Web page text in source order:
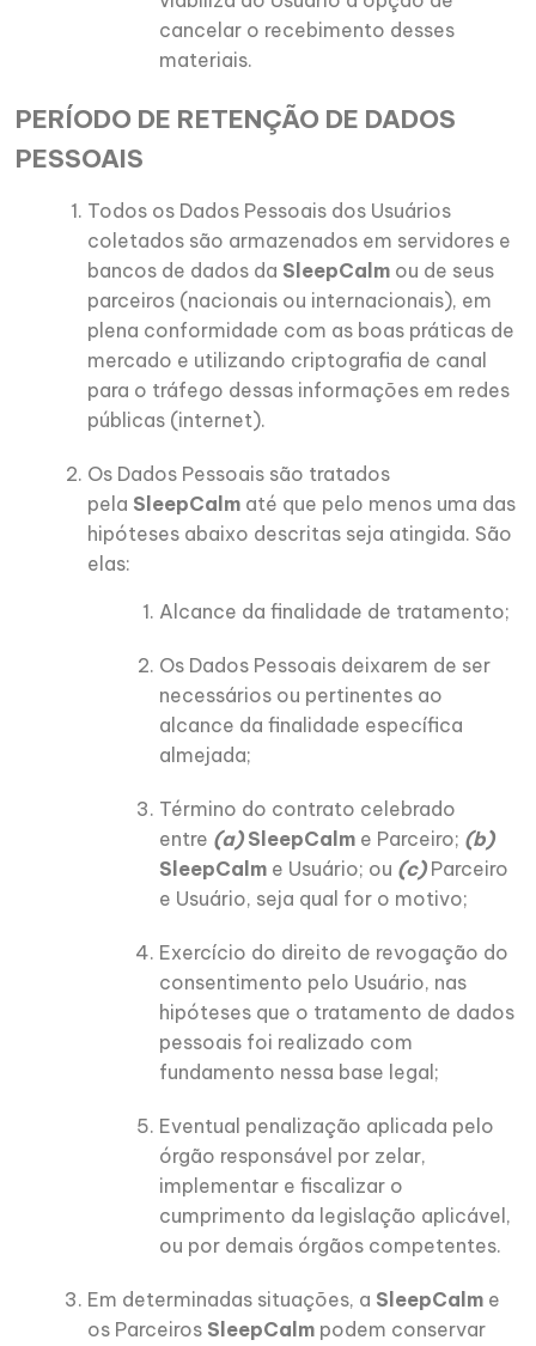
cancelar o recebimento desses
materiais.
PERÍODO DE RETENÇÃO DE DADOS
PESSOAIS
Todos os Dados Pessoais dos Usuários
coletados são armazenados em servidores e
bancos de dados da SleepCalm ou de seus
parceiros (nacionais ou internacionais), em
plena conformidade com as boas práticas de
mercado e utilizando criptografia de canal
para o tráfego dessas informações em redes
públicas (internet).
Os Dados Pessoais são tratados
pela SleepCalm até que pelo menos uma das
hipóteses abaixo descritas seja atingida. São
elas:
Alcance da finalidade de tratamento;
Os Dados Pessoais deixarem de ser
necessários ou pertinentes ao
alcance da finalidade específica
almejada;
Término do contrato celebrado
entre (a)SleepCalm e Parceiro; (b)
SleepCalm e Usuário; ou (c)Parceiro
e Usuário, seja qual for o motivo;
Exercício do direito de revogação do
consentimento pelo Usuário, nas
hipóteses que o tratamento de dados
pessoais foi realizado com
fundamento nessa base legal;
Eventual penalização aplicada pelo
órgão responsável por zelar,
implementar e fiscalizar o
cumprimento da legislação aplicável,
ou por demais órgãos competentes.
Em determinadas situações, a SleepCalm e
os Parceiros SleepCalm podem conservar